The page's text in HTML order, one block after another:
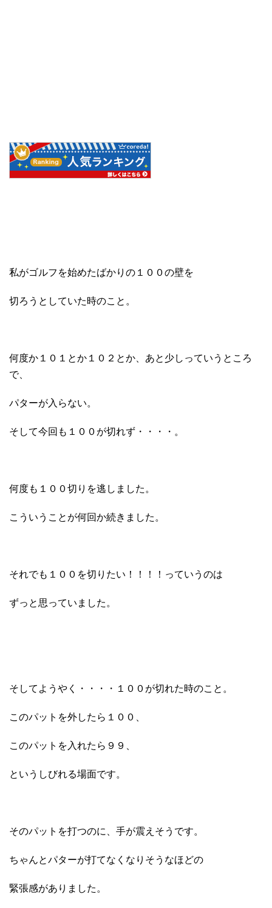
私がゴルフを始めたばかりの１００の壁を
切ろうとしていた時のこと。
何度か１０１とか１０２とか、あと少しっていうところ
で、
パターが入らない。
そして今回も１００が切れず・・・・。
何度も１００切りを逃しました。
こういうことが何回か続きました。
それでも１００を切りたい！！！！っていうのは
ずっと思っていました。
そしてようやく・・・・１００が切れた時のこと。
このパットを外したら１００、
このパットを入れたら９９、
というしびれる場面です。
そのパットを打つのに、手が震えそうです。
ちゃんとパターが打てなくなりそうなほどの
緊張感がありました。